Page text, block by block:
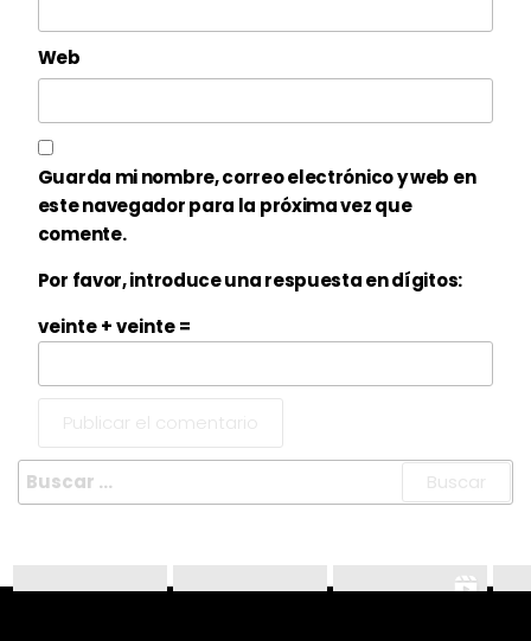
Web
Guarda mi nombre, correo electrónico y web en
este navegador para la próxima vez que
comente.
Por favor, introduce una respuesta en dígitos:
veinte + veinte =